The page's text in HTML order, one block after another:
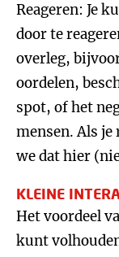
Reageren: Je
door te
overleg,
oordelen,
spot, of het
mensen. Als je
we dat hier
KLEINE
Het voordeel
kunt